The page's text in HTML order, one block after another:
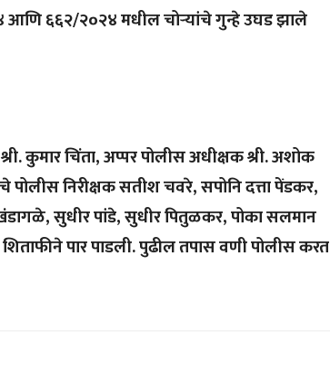
आणि ६६२/२०२४ मधील चोऱ्यांचे गुन्हे उघड झाले
कुमार चिंता, अप्पर पोलीस अधीक्षक श्री. अशोक
पोलीस निरीक्षक सतीश चवरे, सपोनि दत्ता पेंडकर,
सुधीर पांडे, सुधीर पितुळकर, पोका सलमान
पार पाडली. पुढील तपास वणी पोलीस करत